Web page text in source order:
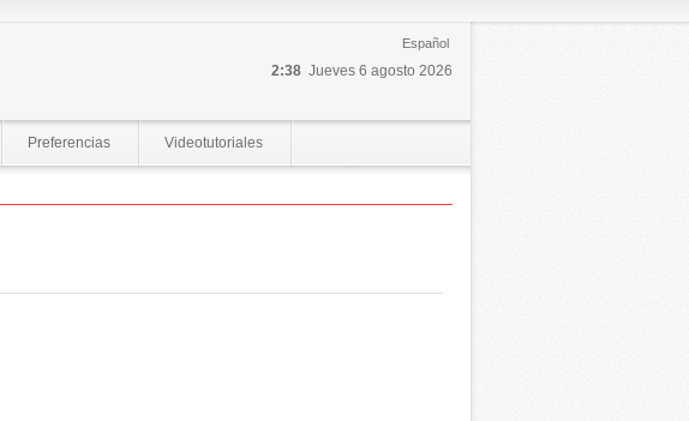
Español
2:38 Jueves 6 agosto 2026
Preferencias Videotutoriales